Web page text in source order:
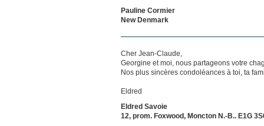
Pauline Cormier
New Denmark
Cher Jean-Claude,
Georgine et moi, nous partageons votre
Nos plus sincères condoléances à toi, ta
Eldred
Eldred Savoie
12, prom. Foxwood, Moncton N.-B.. E1G